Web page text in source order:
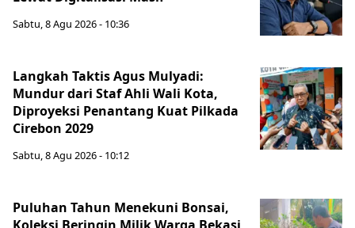
Sabtu, 8 Agu 2026 - 10:36
Langkah Taktis Agus Mulyadi:
Mundur dari Staf Ahli Wali Kota,
Diproyeksi Penantang Kuat Pilkada
Cirebon 2029
Sabtu, 8 Agu 2026 - 10:12
Puluhan Tahun Menekuni Bonsai,